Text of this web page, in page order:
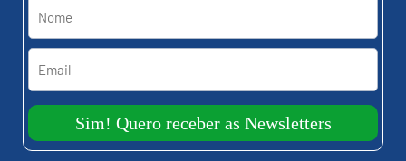
Sim! Quero receber as Newsletters